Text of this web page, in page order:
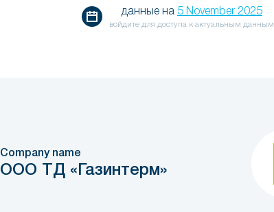
данные на 5 November 2025
войдите для доступа к актуальным данным
Company name
ООО ТД «Газинтерм»